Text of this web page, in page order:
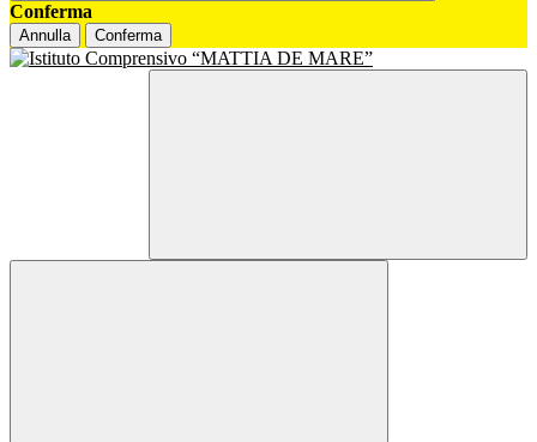
Conferma
Annulla Conferma